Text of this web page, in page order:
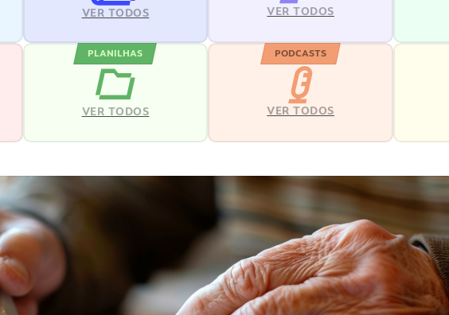
VER TODOS VER TODOS
PLANILHAS
VER TODOS
PODCASTS
VER TODOS